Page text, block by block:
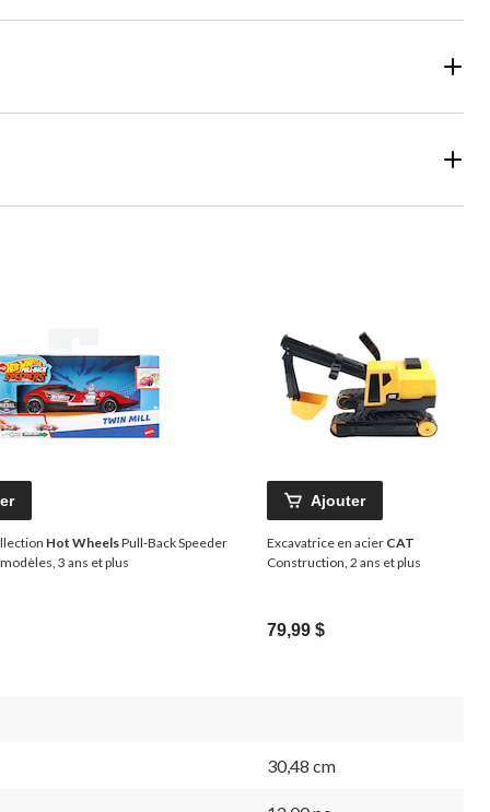
Hot WheelsPull-Back Speeder
3 ans et plus
Ajouter
Excavatrice en acier CAT
Construction, 2 ans et plus
79,99 $
30,48 cm